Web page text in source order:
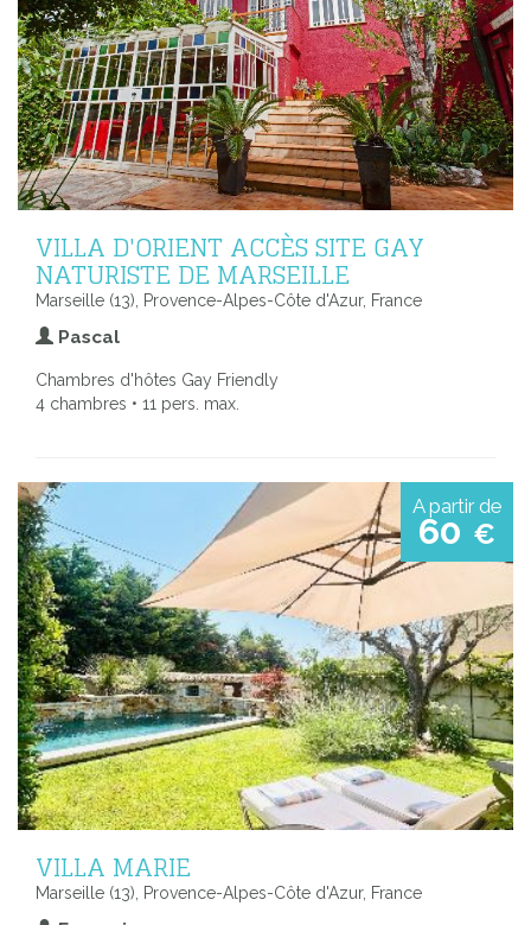
VILLA D'ORIENT ACCÈS SITE GAY
NATURISTE DE MARSEILLE
Marseille (13), Provence-Alpes-Côte d'Azur, France
Pascal
Chambres d'hôtes Gay Friendly
4 chambres • 11 pers. max.
A partir de
60 €
VILLA MARIE
Marseille (13), Provence-Alpes-Côte d'Azur, France